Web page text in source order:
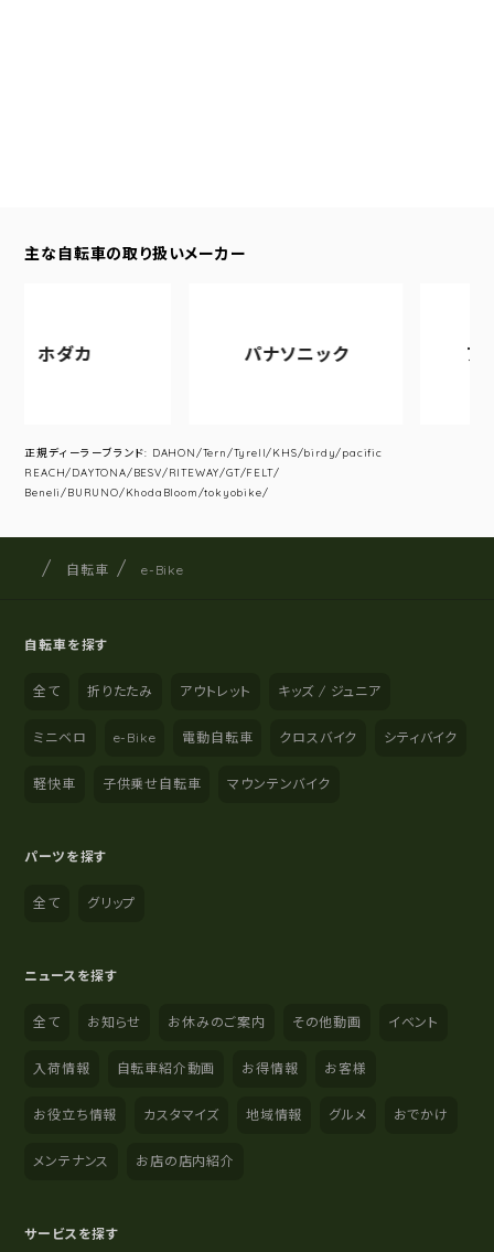
主な自転車の取り扱いメーカー
パナソニック アサヒサ
正規ディーラーブランド: DAHON/Tern/Tyrell/KHS/birdy/pacific
REACH/DAYTONA/BESV/RITEWAY/GT/FELT/
Beneli/BURUNO/KhodaBloom/tokyobike/
サイト内の現在地
サイクルショップナカゴヤ
自転車 e-Bike
自転車を探す
全て 折りたたみ アウトレット キッズ / ジュニア
ミニベロ e-Bike 電動自転車 クロスバイク シティバイク
軽快車 子供乗せ自転車 マウンテンバイク
パーツを探す
全て グリップ
ニュースを探す
全て お知らせ お休みのご案内 その他動画 イベント
入荷情報 自転車紹介動画 お得情報 お客様
お役立ち情報 カスタマイズ 地域情報 グルメ おでかけ
メンテナンス お店の店内紹介
サービスを探す